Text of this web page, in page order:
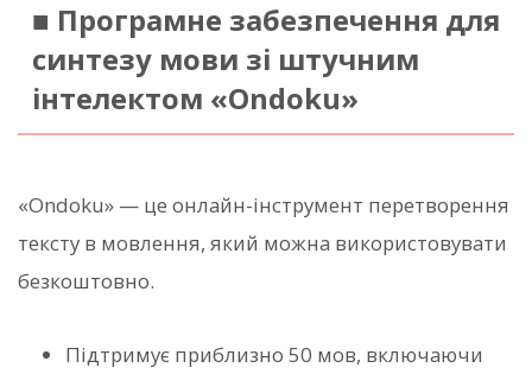
■ Програмне забезпечення для
синтезу мови зі штучним
інтелектом «Ondoku»
«Ondoku» — це онлайн-інструмент перетворення
тексту в мовлення, який можна використовувати
безкоштовно.
Підтримує приблизно 50 мов, включаючи